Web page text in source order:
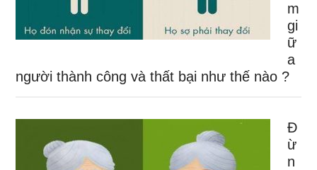
m
gi
ữ
a
người thành công và thất bại như thế nào ?
Đ
ừ
n